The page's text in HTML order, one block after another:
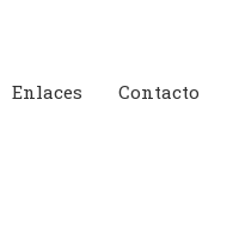
Enlaces Contacto